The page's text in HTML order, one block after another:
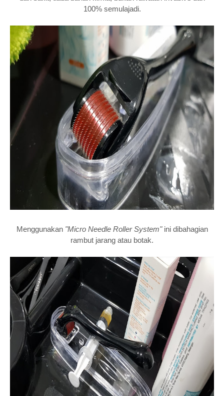
100% semulajadi.
Menggunakan "Micro Needle Roller System"ini dibahagian
rambut jarang atau botak.